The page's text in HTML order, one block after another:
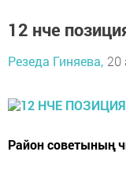
12 нче
Резеда Гиняева, 20
Район советының